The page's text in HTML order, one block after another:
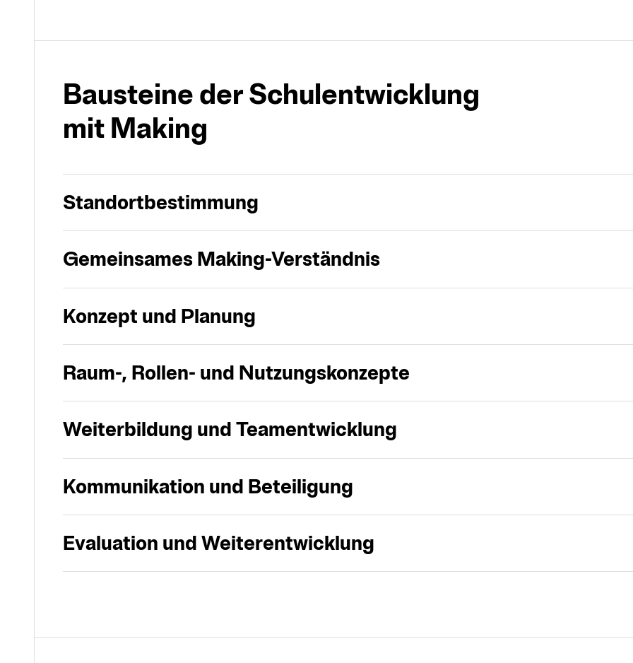
Bausteine der Schulentwicklung
mit Making
Standortbestimmung
Gemeinsames Making-Verständnis
Konzept und Planung
Raum-, Rollen- und Nutzungskonzepte
Weiterbildung und Teamentwicklung
Kommunikation und Beteiligung
Evaluation und Weiterentwicklung